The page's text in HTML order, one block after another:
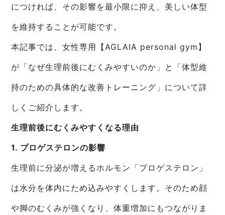
につければ、その影響を最小限に抑え、美しい体型
を維持することが可能です。
本記事では、女性専用【AGLAIA personal gym】
が「なぜ生理前後にむくみやすいのか」と「体型維
持のための具体的な改善トレーニング」について詳
しくご紹介します。
生理前後にむくみやすくなる理由
1. プロゲステロンの影響
生理前に分泌が増えるホルモン「プロゲステロン」
は水分を体内にため込みやすくします。そのため顔
や脚のむくみが強くなり、体重増加にもつながりま